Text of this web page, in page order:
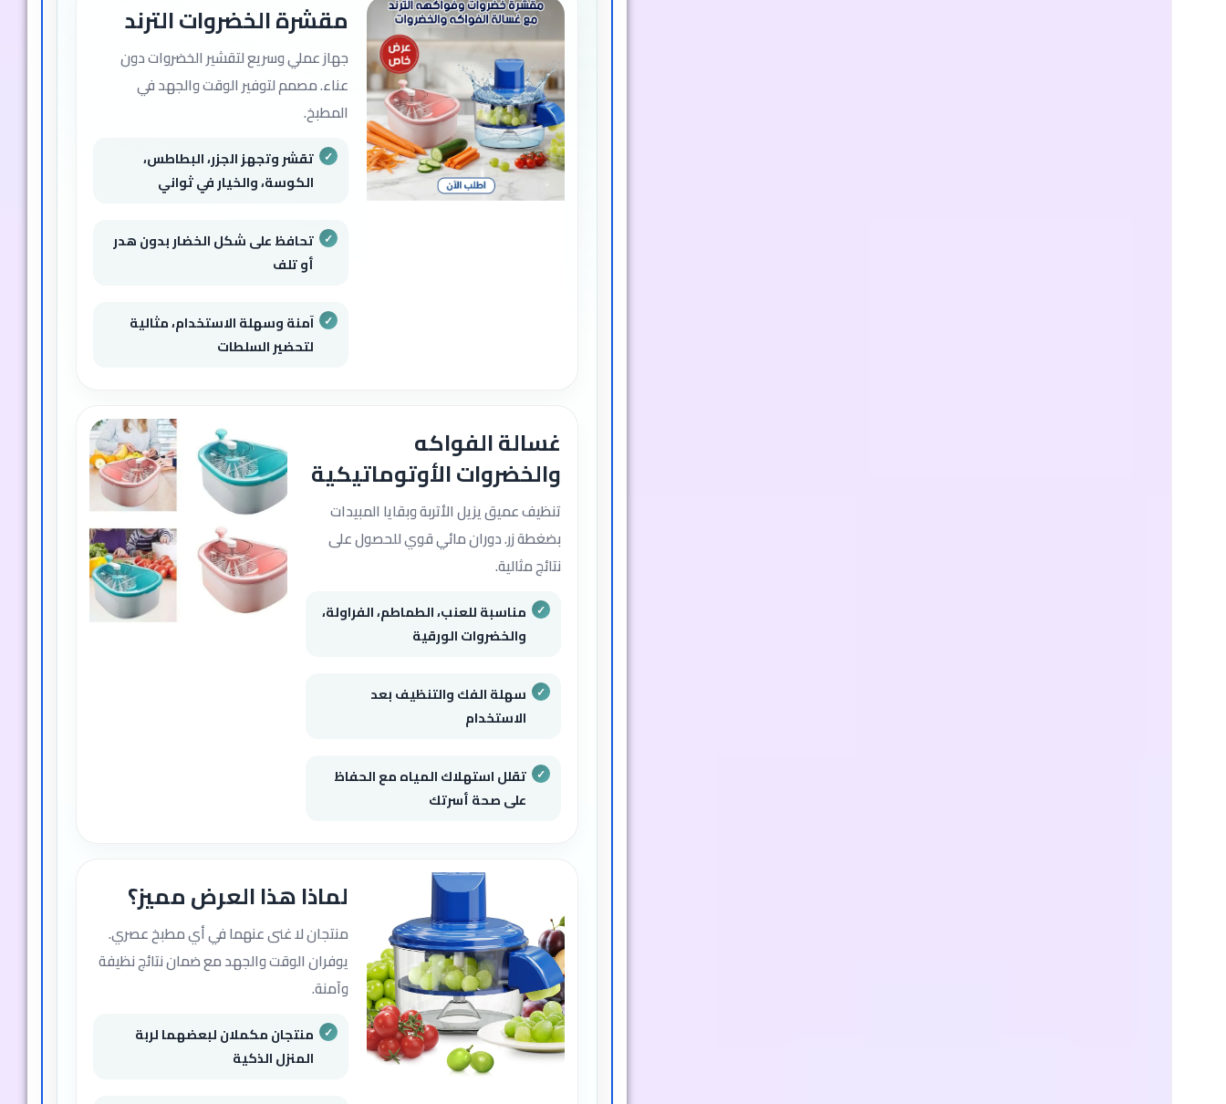
آمنة وسهلة الاستخدام
مثالية لتحضير السلطات والوجبات
مناسبة للعنب، الطماطم، الفراولة،
والخضروات الورقية
سهلة الفك والتنظيف
تقلل استهلاك المياه مع الحفاظ
على الصحة
الراحة
تحضير أسرع للوجبات والسلطات